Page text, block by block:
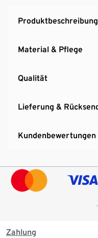
Füßen
Für Damen und
Produktbeschreibung
Material & Pflege
Qualität
Lieferung &
Kundenbewertungen
Zahlung